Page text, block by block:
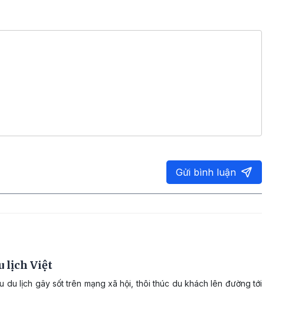
Gửi bình luận
lịch Việt
lịch gây sốt trên mạng xã hội, thôi thúc du khách lên đường tới